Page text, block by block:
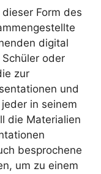
dieser Form des
digital
oder
zur
und
in seinem
die Materialien
besprochene
um zu einem